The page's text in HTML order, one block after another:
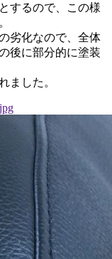
するので、この様
劣化なので、全体
後に部分的に塗装
ました。